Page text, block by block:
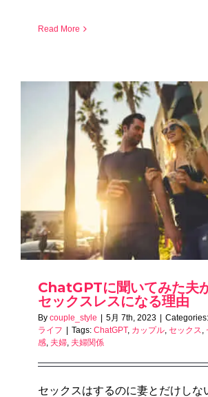
Read More
ChatGPTに聞いてみた夫
セックスレスになる理由
By couple_style | 5月 7th, 2023 | Categories:
ライフ | Tags: ChatGPT, カップル セックス
感 夫婦 夫婦関係
セックスはするのに妻とだけしな